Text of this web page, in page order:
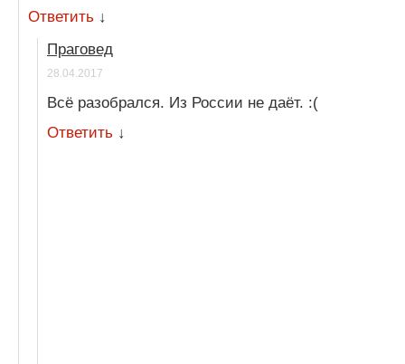
Ответить ↓
Праговед
28.04.2017
Всё разобрался. Из России не даёт. :(
Ответить ↓